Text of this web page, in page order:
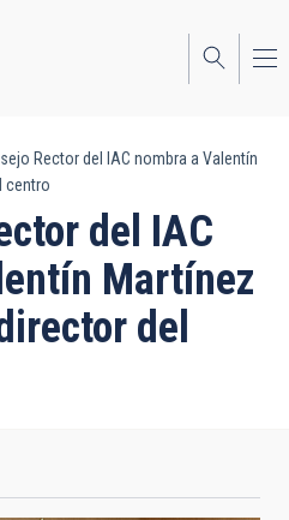
Rector del IAC nombra a Valentín
centro
del IAC
Martínez
del